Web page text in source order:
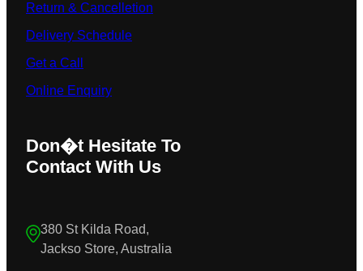
Return & Cancelletion
Delivery Schedule
Get a Call
Online Enquiry
Don�t Hesitate To
Contact With Us
380 St Kilda Road,
Jackso Store, Australia